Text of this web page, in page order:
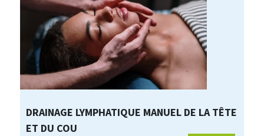
DRAINAGE LYMPHATIQUE MANUEL DE LA TÊTE
ET DU COU